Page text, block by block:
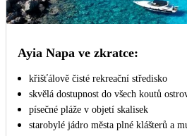
Ayia Napa ve zkratce:
křišťálově čisté rekreační středisko
skvělá dostupnost do všech koutů
písečné pláže v objetí skalisek
starobylé jádro města plné klášterů a